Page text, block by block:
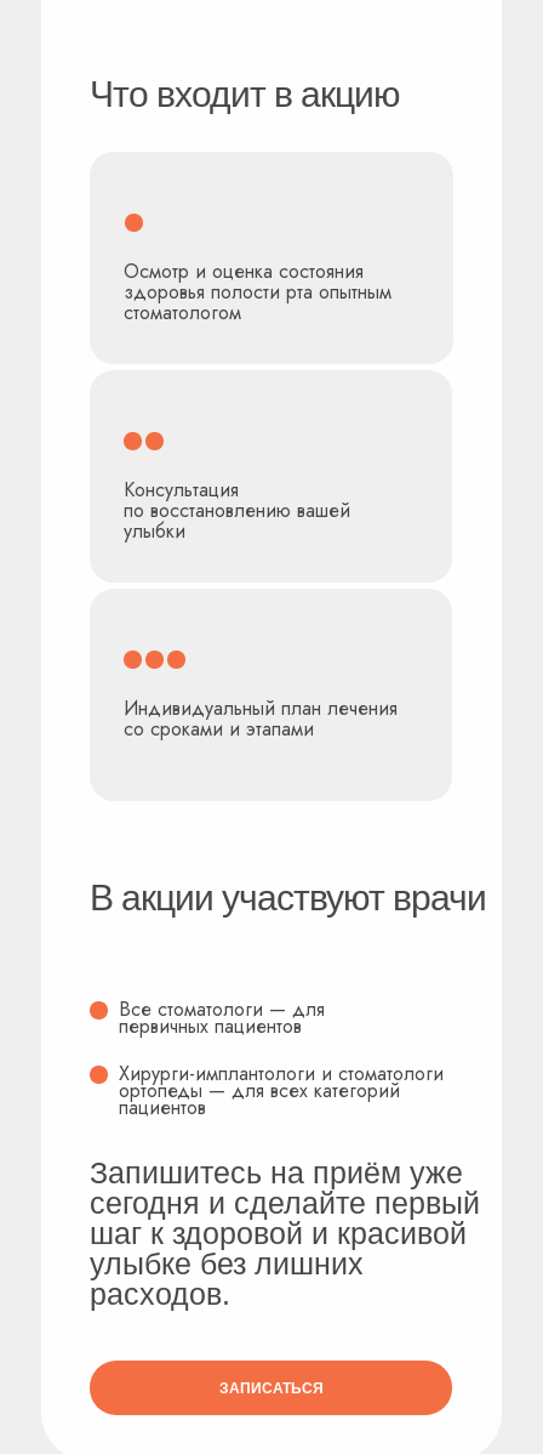
Что входит в акцию
Осмотр и оценка состояния
здоровья полости рта опытным
стоматологом
Индивидуальный план лечения
со сроками и этапами
Консультация
по восстановлению вашей
улыбки
Запишитесь на приём уже
сегодня и сделайте первый
шаг к здоровой и красивой
улыбке без лишних
расходов.
В акции участвуют врачи
Все стоматологи — для
первичных пациентов
Хирурги-имплантологи и стоматологи
ортопеды — для всех категорий
пациентов
ЗАПИСАТЬСЯ